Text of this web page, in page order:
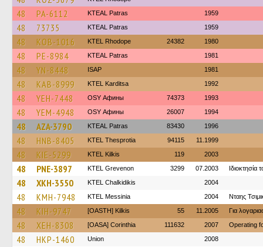
48 PA-6112 KTEAL Patras 1959
48 73735 KTEAL Patras 1959
48 KOB-1016 KTEL Rhodope 24382 1980
48 PE-8984 KTEAL Patras 1981
48 YN-8448 ISAP 1981
48 KAB-8999 ΚΤΕL Karditsa 1992
48 YEH-7448 OSY Афины 74373 1993
48 YEM-4948 OSY Афины 26007 1994
48 AZA-3790 KTEAL Patras 83430 1996
48 HNB-8405 KTEL Thesprotia 94115 11.1999
48 KIE-5299 KTEL Kilkis 119 2003
48 PNE-3897 ΚΤΕL Grevenon 3299 07.2003 Ιδιοκτησία
48 XKH-3550 ΚΤΕL Chalkidikis 2004
48 KMH-7948 KTEL Messinia 2004 Νταης
48 KIH-9747 [OASTH] Kilkis 55 11.2005 Για
48 XEH-8308 [OASA] Corinthia 111632 2007 Operating
48 HKP-1460 Union 2008